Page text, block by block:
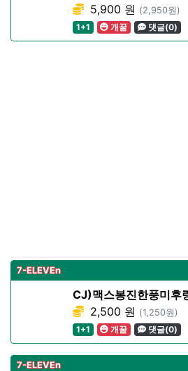
5,900 원 (2,950원)
1+1
개꿀 댓글(0)
7-ELEVEn
CJ)맥스봉진한풍미후
2,500 원 (1,250원)
1+1
개꿀 댓글(0)
7-ELEVEn